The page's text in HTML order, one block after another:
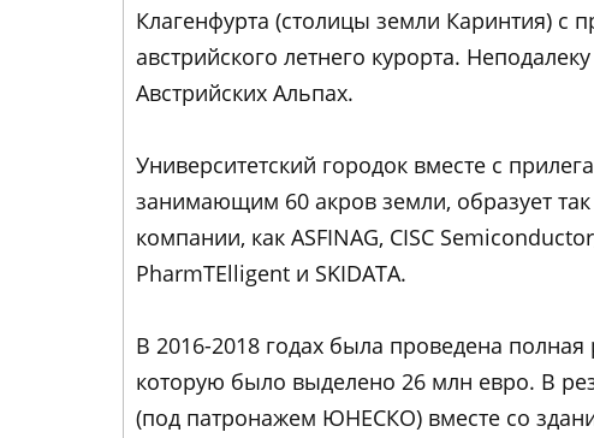
Клагенфурта (столицы земли Каринтия) с
австрийского летнего курорта.
Австрийских Альпах.
Университетский городок вместе с
занимающим 60 акров земли, образует
компании, как ASFINAG, CISC
PharmTElligent и SKIDATA.
В 2016-2018 годах была проведена
которую было выделено 26 млн евро. В
(под патронажем ЮНЕСКО) вместе со